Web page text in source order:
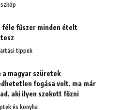
féle fűszer minden ételt
tippek
a magyar szüretek
fogása volt, ma már
aki ilyen szokott főzni
és konyha